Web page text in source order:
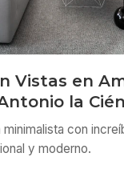
Vistas en
la
con
y moderno.